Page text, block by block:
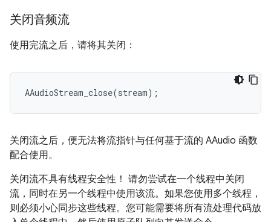
关闭音频流
使用完流之后，请将其关闭：
AAudioStream_close(stream);
关闭流之后，便无法将流指针与任何基于流的 AAudio 函数
配合使用。
关闭流不具有线程安全性！ 请勿尝试在一个线程中关闭
流，同时在另一个线程中使用该流。如果您使用多个线程，
则必须小心同步这些线程。您可能需要将所有流处理代码放